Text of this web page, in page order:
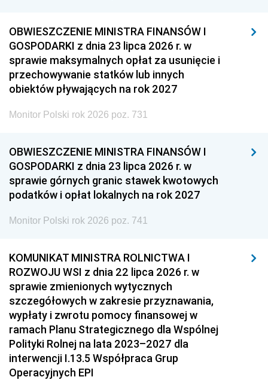
OBWIESZCZENIE MINISTRA FINANSÓW I
GOSPODARKI z dnia 23 lipca 2026 r. w
sprawie maksymalnych opłat za usunięcie i
przechowywanie statków lub innych
obiektów pływających na rok 2027
Monitor Polski rok 2026 poz. 731
OBWIESZCZENIE MINISTRA FINANSÓW I
GOSPODARKI z dnia 23 lipca 2026 r. w
sprawie górnych granic stawek kwotowych
podatków i opłat lokalnych na rok 2027
Monitor Polski rok 2026 poz. 741
KOMUNIKAT MINISTRA ROLNICTWA I
ROZWOJU WSI z dnia 22 lipca 2026 r. w
sprawie zmienionych wytycznych
szczegółowych w zakresie przyznawania,
wypłaty i zwrotu pomocy finansowej w
ramach Planu Strategicznego dla Wspólnej
Polityki Rolnej na lata 2023–2027 dla
interwencji I.13.5 Współpraca Grup
Operacyjnych EPI